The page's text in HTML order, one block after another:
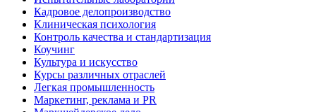
Кадровое делопроизводство
Клиническая психология
Контроль качества и стандартизация
Коучинг
Культура и искусство
Курсы различных отраслей
Легкая промышленность
Маркетинг, реклама и PR